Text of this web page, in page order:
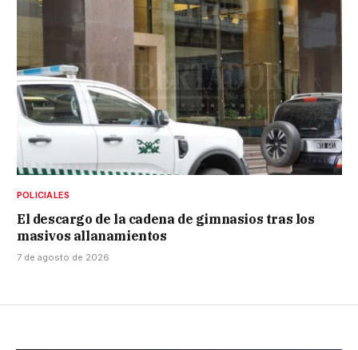
POLICIALES
El descargo de la cadena de gimnasios tras los
masivos allanamientos
7 de agosto de 2026